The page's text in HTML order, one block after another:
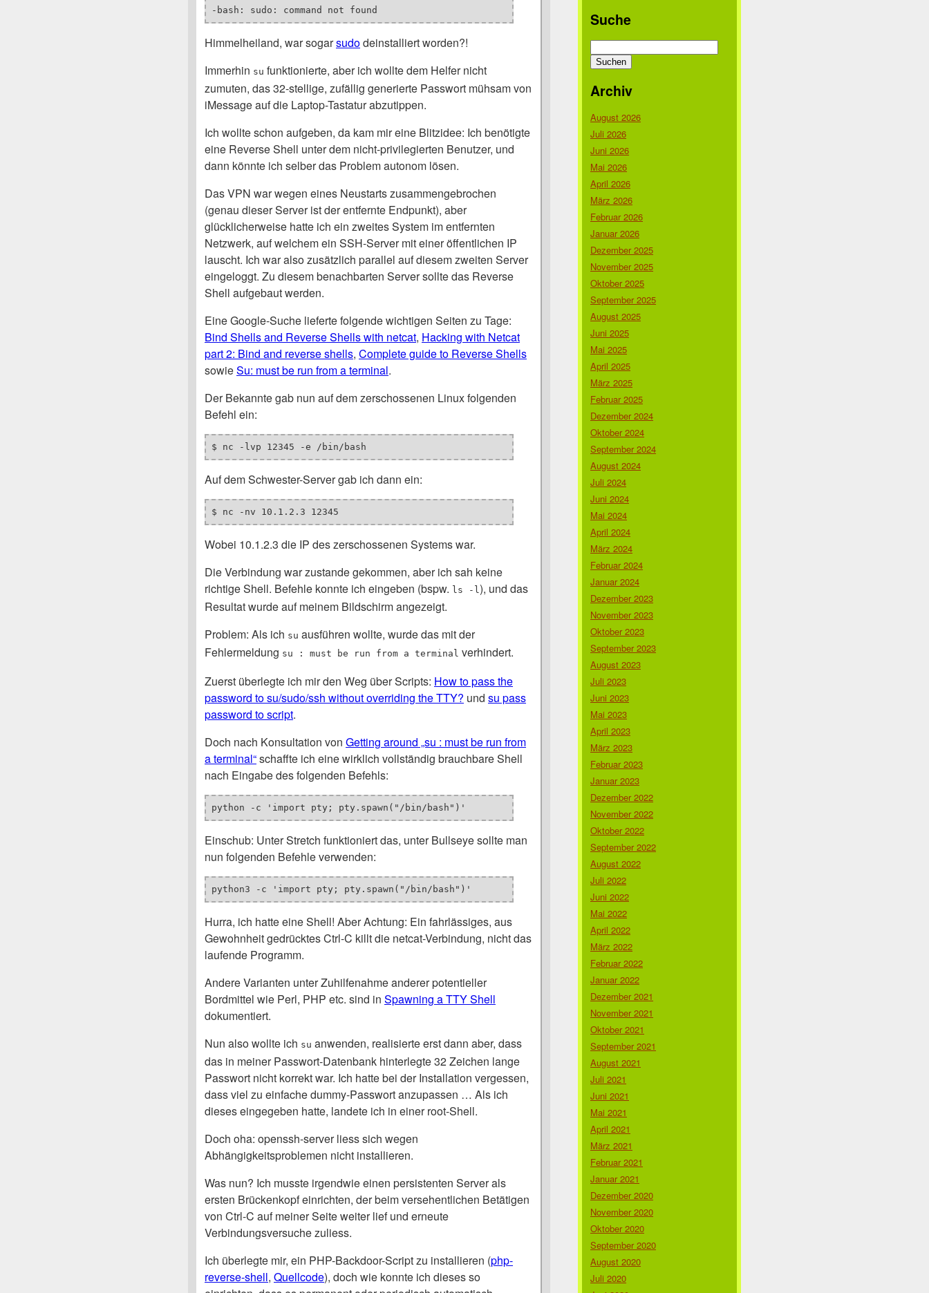
-bash: sudo: command not found
Himmelheiland, war sogarsudodeinstalliert worden?!
Immerhin su funktionierte, aber ich wollte dem Helfer nicht
zumuten, das 32-stellige, zufällig generierte Passwort mühsam von
iMessage auf die Laptop-Tastatur abzutippen.
Ich wollte schon aufgeben, da kam mir eine Blitzidee: Ich benötigte
eine Reverse Shell unter dem nicht-privilegierten Benutzer, und
dann könnte ich selber das Problem autonom lösen.
Das VPN war wegen eines Neustarts zusammengebrochen
(genau dieser Server ist der entfernte Endpunkt), aber
glücklicherweise hatte ich ein zweites System im entfernten
Netzwerk, auf welchem ein SSH-Server mit einer öffentlichen IP
lauscht. Ich war also zusätzlich parallel auf diesem zweiten Server
eingeloggt. Zu diesem benachbarten Server sollte das Reverse
Shell aufgebaut werden.
Eine Google-Suche lieferte folgende wichtigen Seiten zu Tage:
Bind Shells and Reverse Shells with netcat, Hacking with Netcat
part 2: Bind and reverse shells, Complete guide to Reverse Shells
sowieSu: must be run from a terminal.
Der Bekannte gab nun auf dem zerschossenen Linux folgenden
Befehl ein:
$ nc -lvp 12345 -e /bin/bash
Auf dem Schwester-Server gab ich dann ein:
$ nc -nv 10.1.2.3 12345
Wobei 10.1.2.3 die IP des zerschossenen Systems war.
Die Verbindung war zustande gekommen, aber ich sah keine
richtige Shell. Befehle konnte ich eingeben (bspw. ls -l), und das
Resultat wurde auf meinem Bildschirm angezeigt.
Problem: Als ich su ausführen wollte, wurde das mit der
Fehlermeldung su : must be run from a terminal verhindert.
Zuerst überlegte ich mir den Weg über Scripts: How to pass the
password to su/sudo/ssh without overriding the TTY? und su pass
password to script.
Doch nach Konsultation von Getting around „su : must be run from
a terminal“schaffte ich eine wirklich vollständig brauchbare Shell
nach Eingabe des folgenden Befehls:
python -c 'import pty; pty.spawn("/bin/bash")'
Einschub: Unter Stretch funktioniert das, unter Bullseye sollte man
nun folgenden Befehle verwenden:
python3 -c 'import pty; pty.spawn("/bin/bash")'
Hurra, ich hatte eine Shell! Aber Achtung: Ein fahrlässiges, aus
Gewohnheit gedrücktes Ctrl-C killt die netcat-Verbindung, nicht das
laufende Programm.
Andere Varianten unter Zuhilfenahme anderer potentieller
Bordmittel wie Perl, PHP etc. sind in Spawning a TTY Shell
dokumentiert.
Nun also wollte ich su anwenden, realisierte erst dann aber, dass
das in meiner Passwort-Datenbank hinterlegte 32 Zeichen lange
Passwort nicht korrekt war. Ich hatte bei der Installation vergessen,
dass viel zu einfache dummy-Passwort anzupassen … Als ich
dieses eingegeben hatte, landete ich in einer root-Shell.
Doch oha: openssh-server liess sich wegen
Abhängigkeitsproblemen nicht installieren.
Was nun? Ich musste irgendwie einen persistenten Server als
ersten Brückenkopf einrichten, der beim versehentlichen Betätigen
von Ctrl-C auf meiner Seite weiter lief und erneute
Verbindungsversuche zuliess.
Ich überlegte mir, ein PHP-Backdoor-Script zu installieren (php-
reverse-shell, Quellcode), doch wie konnte ich dieses so
Suche
nach:
Archiv
August 2026
Juli 2026
Juni 2026
Mai 2026
April 2026
März 2026
Februar 2026
Januar 2026
Dezember 2025
November 2025
Oktober 2025
September 2025
August 2025
Juni 2025
Mai 2025
April 2025
März 2025
Februar 2025
Dezember 2024
Oktober 2024
September 2024
August 2024
Juli 2024
Juni 2024
Mai 2024
April 2024
März 2024
Februar 2024
Januar 2024
Dezember 2023
November 2023
Oktober 2023
September 2023
August 2023
Juli 2023
Juni 2023
Mai 2023
April 2023
März 2023
Februar 2023
Januar 2023
Dezember 2022
November 2022
Oktober 2022
September 2022
August 2022
Juli 2022
Juni 2022
Mai 2022
April 2022
März 2022
Februar 2022
Januar 2022
Dezember 2021
November 2021
Oktober 2021
September 2021
August 2021
Juli 2021
Juni 2021
Mai 2021
April 2021
März 2021
Februar 2021
Januar 2021
Dezember 2020
November 2020
Oktober 2020
September 2020
August 2020
Juli 2020